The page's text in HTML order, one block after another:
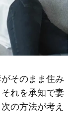
そのまま住み
れを承知で妻
の方法が考え